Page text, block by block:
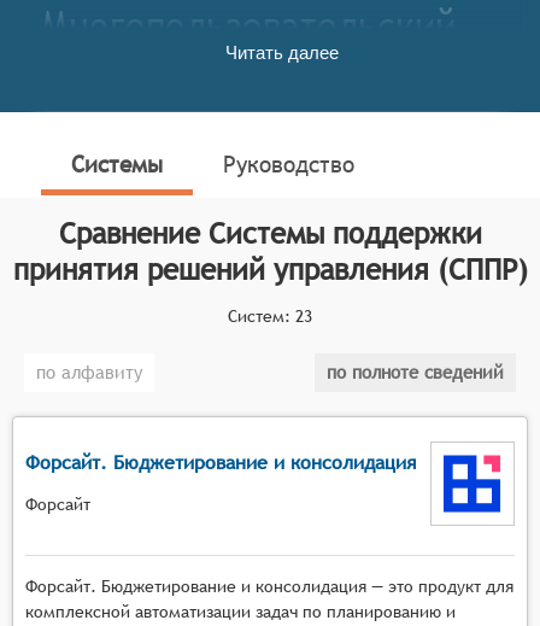
Многопользовательский
Программные системы поддержки принятия
Decision Support Systems, EDS) помогают
решения среди возможных альтернатив и
распространять результаты заинтересованным
определяет конкретные функциональные критерии
категорию Систем поддержки принятия решений в
управлении (СППР), программный продукт должен:
Обеспечить анализ сценариев;
Иметь встроенные инструменты для сбора
обратной связи;
Анализировать и визуализировать входные
данные;
Читать далее
Системы Руководство
Сравнение Системы поддержки
принятия решений управления (СППР)
Систем: 23
по алфавиту по полноте сведений
Форсайт. Бюджетирование и консолидация
Форсайт
Форсайт. Бюджетирование и консолидация — это продукт для
комплексной автоматизации задач по планированию и